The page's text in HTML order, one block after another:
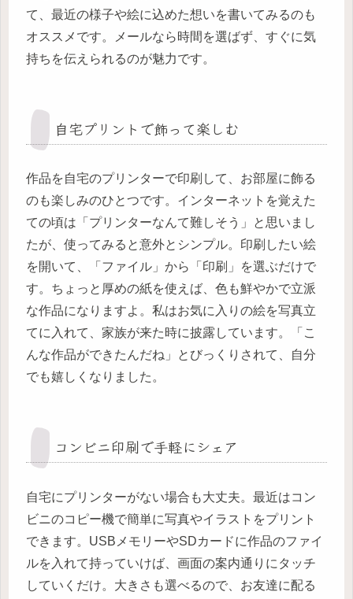
て、最近の様子や絵に込めた想いを書いてみるのも
オススメです。メールなら時間を選ばず、すぐに気
持ちを伝えられるのが魅力です。
自宅プリントで飾って楽しむ
作品を自宅のプリンターで印刷して、お部屋に飾る
のも楽しみのひとつです。インターネットを覚えた
ての頃は「プリンターなんて難しそう」と思いまし
たが、使ってみると意外とシンプル。印刷したい絵
を開いて、「ファイル」から「印刷」を選ぶだけで
す。ちょっと厚めの紙を使えば、色も鮮やかで立派
な作品になりますよ。私はお気に入りの絵を写真立
てに入れて、家族が来た時に披露しています。「こ
んな作品ができたんだね」とびっくりされて、自分
でも嬉しくなりました。
コンビニ印刷で手軽にシェア
自宅にプリンターがない場合も大丈夫。最近はコン
ビニのコピー機で簡単に写真やイラストをプリント
できます。USBメモリーやSDカードに作品のファイ
ルを入れて持っていけば、画面の案内通りにタッチ
していくだけ。大きさも選べるので、お友達に配る